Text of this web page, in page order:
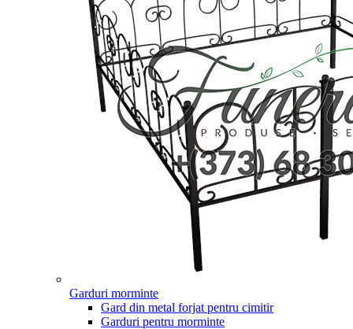
Garduri morminte
Gard din metal forjat pentru cimitir
Garduri pentru morminte